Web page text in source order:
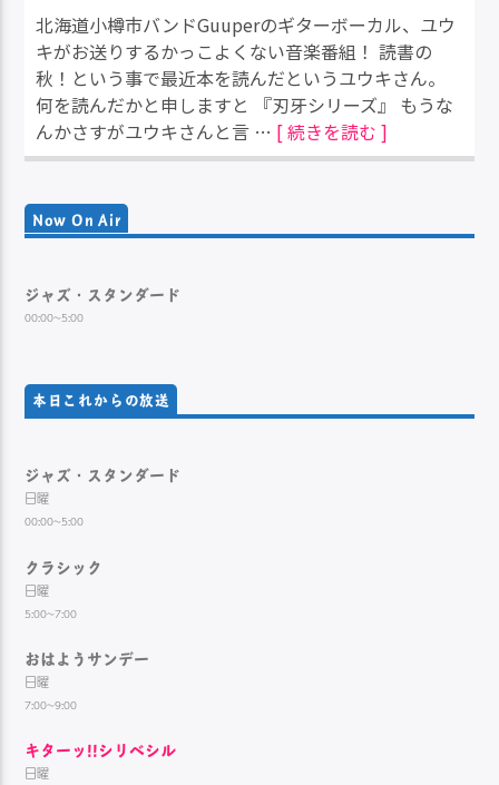
北海道小樽市バンドGuuperのギターボーカル、ユウ
キがお送りするかっこよくない音楽番組！ 読書の
秋！という事で最近本を読んだというユウキさん。
何を読んだかと申しますと 『刃牙シリーズ』 もうな
んかさすがユウキさんと言 … [ 続きを読む ]
Now On Air
ジャズ・スタンダード
00:00~5:00
本日これからの放送
ジャズ・スタンダード
日曜
00:00~5:00
クラシック
日曜
5:00~7:00
おはようサンデー
日曜
7:00~9:00
キターッ!!シリベシル
日曜